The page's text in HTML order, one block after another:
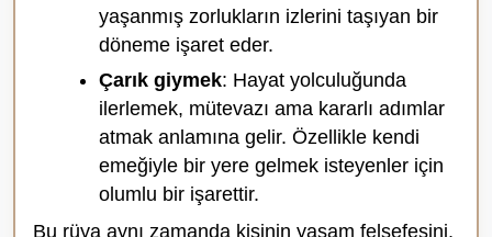
yaşanmış zorlukların izlerini taşıyan bir
döneme işaret eder.
Çarık giymek: Hayat yolculuğunda
ilerlemek, mütevazı ama kararlı adımlar
atmak anlamına gelir. Özellikle kendi
emeğiyle bir yere gelmek isteyenler için
olumlu bir işarettir.
Bu rüya aynı zamanda kişinin yaşam felsefesini,